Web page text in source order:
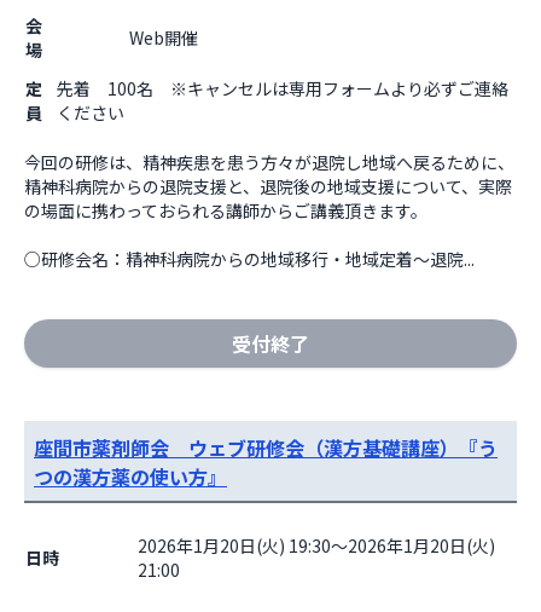
会
場
定
員
先着 100名 ※キャンセルは専用フォームより必ずご連絡
ください
今回の研修は、精神疾患を患う方々が退院し地域へ戻るために、
精神科病院からの退院支援と、退院後の地域支援について、実際
の場面に携わっておられる講師からご講義頂きます。
○研修会名：精神科病院からの地域移行・地域定着～退院...
受付終了
座間市薬剤師会 ウェブ研修会（漢方基礎講座）『う
つの漢方薬の使い方』
日時
2026年1月20日(火) 19:30～2026年1月20日(火)
21:00